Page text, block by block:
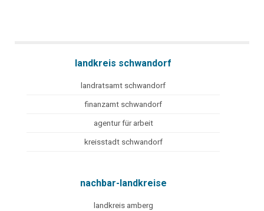
landkreis schwandorf
landratsamt schwandorf
finanzamt schwandorf
agentur für arbeit
kreisstadt schwandorf
nachbar-landkreise
landkreis amberg